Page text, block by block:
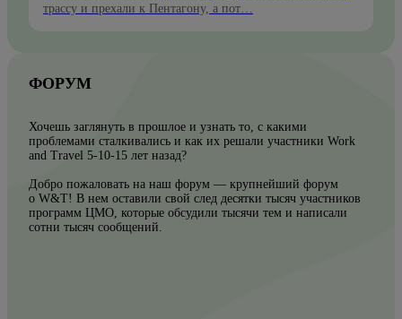
трассу и прехали к Пентагону, а пот…
ФОРУМ
Хочешь заглянуть в прошлое и узнать то, с какими
проблемами сталкивались и как их решали участники Work
and Travel 5-10-15 лет назад?
Добро пожаловать на наш форум — крупнейший форум
о W&T! В нем оставили свой след десятки тысяч участников
программ ЦМО, которые обсудили тысячи тем и написали
сотни тысяч сообщений.